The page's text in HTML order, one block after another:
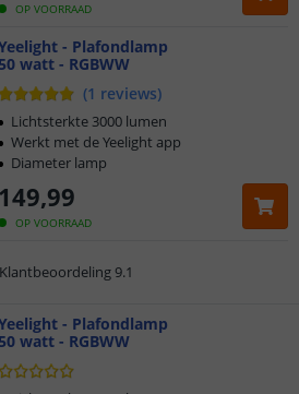
OP VOORRAAD
- Plafondlamp
watt - RGBWW
(1 reviews)
OP VOORRAAD
149,99
Lichtsterkte 3000 lumen
Werkt met de Yeelight app
Diameter lamp
9.1
uur besteld,morgen in huis
2 jaar garantie
verzending vanaf € 20,-
9.1
uur besteld,morgen in huis
- Plafondlamp
watt - RGBWW